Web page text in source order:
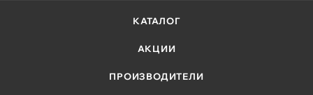
КАТАЛОГ
АКЦИИ
ПРОИЗВОДИТЕЛИ